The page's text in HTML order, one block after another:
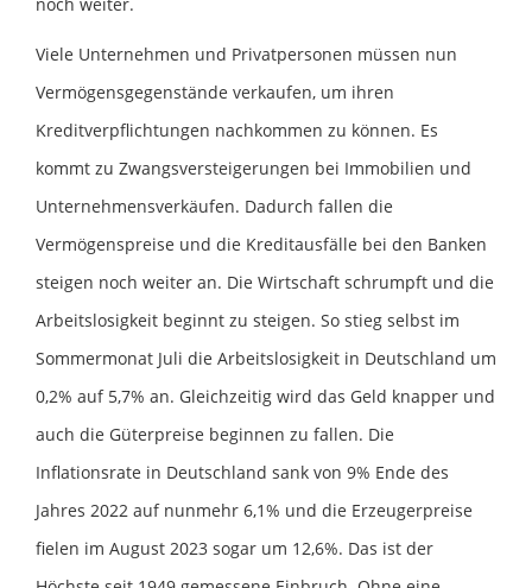
Viele Unternehmen und Privatpersonen müssen nun
Vermögensgegenstände verkaufen, um ihren
Kreditverpflichtungen nachkommen zu können. Es
kommt zu Zwangsversteigerungen bei Immobilien und
Unternehmensverkäufen. Dadurch fallen die
Vermögenspreise und die Kreditausfälle bei den Banken
steigen noch weiter an. Die Wirtschaft schrumpft und die
Arbeitslosigkeit beginnt zu steigen. So stieg selbst im
Sommermonat Juli die Arbeitslosigkeit in Deutschland um
0,2% auf 5,7% an. Gleichzeitig wird das Geld knapper und
auch die Güterpreise beginnen zu fallen. Die
Inflationsrate in Deutschland sank von 9% Ende des
Jahres 2022 auf nunmehr 6,1% und die Erzeugerpreise
fielen im August 2023 sogar um 12,6%. Das ist der